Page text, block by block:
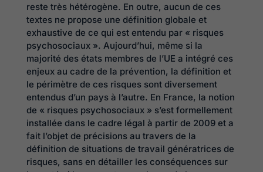
reste très hétérogène. En outre, aucun de ces
textes ne propose une définition globale et
exhaustive de ce qui est entendu par « risques
psychosociaux ». Aujourd’hui, même si la
majorité des états membres de l’UE a intégré ces
enjeux au cadre de la prévention, la définition et
le périmètre de ces risques sont diversement
entendus d’un pays à l’autre. En France, la notion
de « risques psychosociaux » s’est formellement
installée dans le cadre légal à partir de 2009 et a
fait l’objet de précisions au travers de la
définition de situations de travail génératrices de
risques, sans en détailler les conséquences sur